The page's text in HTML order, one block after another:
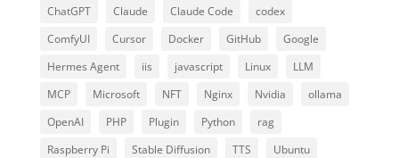
ChatGPT
Claude Claude Code
codex
ComfyUI
Cursor Docker GitHub
Google
Hermes Agent
iis javascript Linux
LLM
MCP
Microsoft NFT Nginx Nvidia
ollama
OpenAI
PHP Plugin Python
rag
Raspberry Pi
Stable Diffusion TTS
Ubuntu